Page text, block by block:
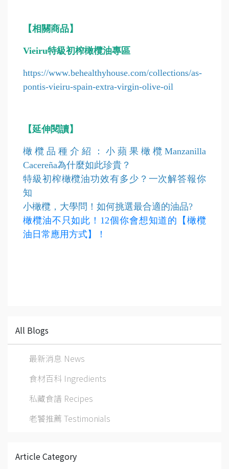
【相關商品】
Vieiru特級初榨橄欖油專區
https://www.behealthyhouse.com/collections/as-
pontis-vieiru-spain-extra-virgin-olive-oil
【延伸閱讀】
橄欖品種介紹： 小蘋果橄欖Manzanilla
Cacereña為什麼如此珍貴？
特級初榨橄欖油功效有多少？一次解答報你
知
小橄欖，大學問！如何挑選最合適的油品?
橄欖油不只如此！12個你會想知道的【橄欖
油日常應用方式】！
All Blogs
最新消息 News
食材百科 Ingredients
私藏食譜 Recipes
老饕推薦 Testimonials
Article Category